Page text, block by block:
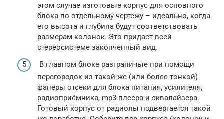
этом случае изготовьте корпус для основного
блока по отдельному чертежу – идеально, когда
его высота и глубина будут соответствовать
размерам колонок. Это придаст всей
стереосистеме законченный вид.
В главном блоке разграничьте при помощи
перегородок из такой же (или более тонкой)
фанеры отсеки для блока питания, усилителя,
радиоприёмника, mp3-плеера и эквалайзера.
Готовый корпус от радиолы подвергается такой